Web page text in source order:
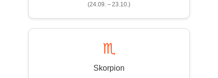
(24.09. – 23.10.)
♏
Skorpion